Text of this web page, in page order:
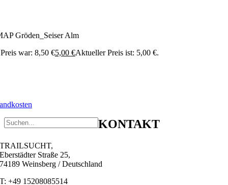
Gröden_Seiser Alm
war: 8,50 €5,00 €Aktueller Preis ist: 5,00 €.
KONTAKT
TRAILSUCHT,
Eberstädter Straße 25,
74189 Weinsberg / Deutschland
T: +49 15208085514